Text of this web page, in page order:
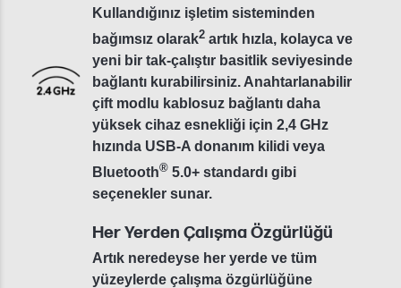
Kullandığınız işletim sisteminden
bağımsız olarak2 artık hızla, kolayca ve
yeni bir tak-çalıştır basitlik seviyesinde
bağlantı kurabilirsiniz. Anahtarlanabilir
çift modlu kablosuz bağlantı daha
yüksek cihaz esnekliği için 2,4 GHz
hızında USB-A donanım kilidi veya
Bluetooth® 5.0+ standardı gibi
seçenekler sunar.
Her Yerden Çalışma Özgürlüğü
Artık neredeyse her yerde ve tüm
yüzeylerde çalışma özgürlüğüne